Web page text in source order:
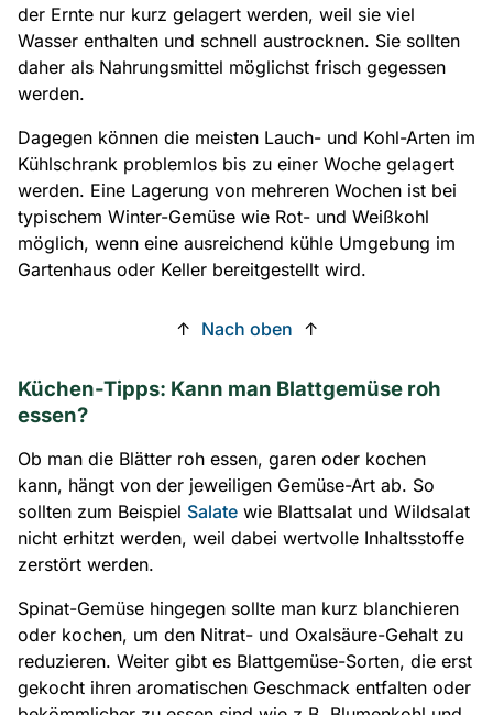
der Ernte nur kurz gelagert werden, weil sie viel
Wasser enthalten und schnell austrocknen. Sie sollten
daher als Nahrungsmittel möglichst frisch gegessen
werden.
Dagegen können die meisten Lauch- und Kohl-Arten im
Kühlschrank problemlos bis zu einer Woche gelagert
werden. Eine Lagerung von mehreren Wochen ist bei
typischem Winter-Gemüse wie Rot- und Weißkohl
möglich, wenn eine ausreichend kühle Umgebung im
Gartenhaus oder Keller bereitgestellt wird.
↑ Nach oben ↑
Küchen-Tipps: Kann man Blattgemüse roh
essen?
Ob man die Blätter roh essen, garen oder kochen
kann, hängt von der jeweiligen Gemüse-Art ab. So
sollten zum Beispiel Salate wie Blattsalat und Wildsalat
nicht erhitzt werden, weil dabei wertvolle Inhaltsstoffe
zerstört werden.
Spinat-Gemüse hingegen sollte man kurz blanchieren
oder kochen, um den Nitrat- und Oxalsäure-Gehalt zu
reduzieren. Weiter gibt es Blattgemüse-Sorten, die erst
gekocht ihren aromatischen Geschmack entfalten oder